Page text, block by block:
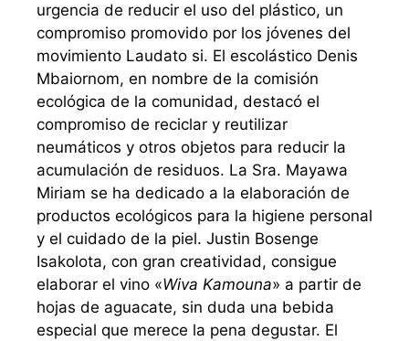
urgencia de reducir el uso del plástico, un
compromiso promovido por los jóvenes del
movimiento Laudato si. El escolástico Denis
Mbaiornom, en nombre de la comisión
ecológica de la comunidad, destacó el
compromiso de reciclar y reutilizar
neumáticos y otros objetos para reducir la
acumulación de residuos. La Sra. Mayawa
Miriam se ha dedicado a la elaboración de
productos ecológicos para la higiene personal
y el cuidado de la piel. Justin Bosenge
Isakolota, con gran creatividad, consigue
elaborar el vino «Wiva Kamouna» a partir de
hojas de aguacate, sin duda una bebida
especial que merece la pena degustar. El